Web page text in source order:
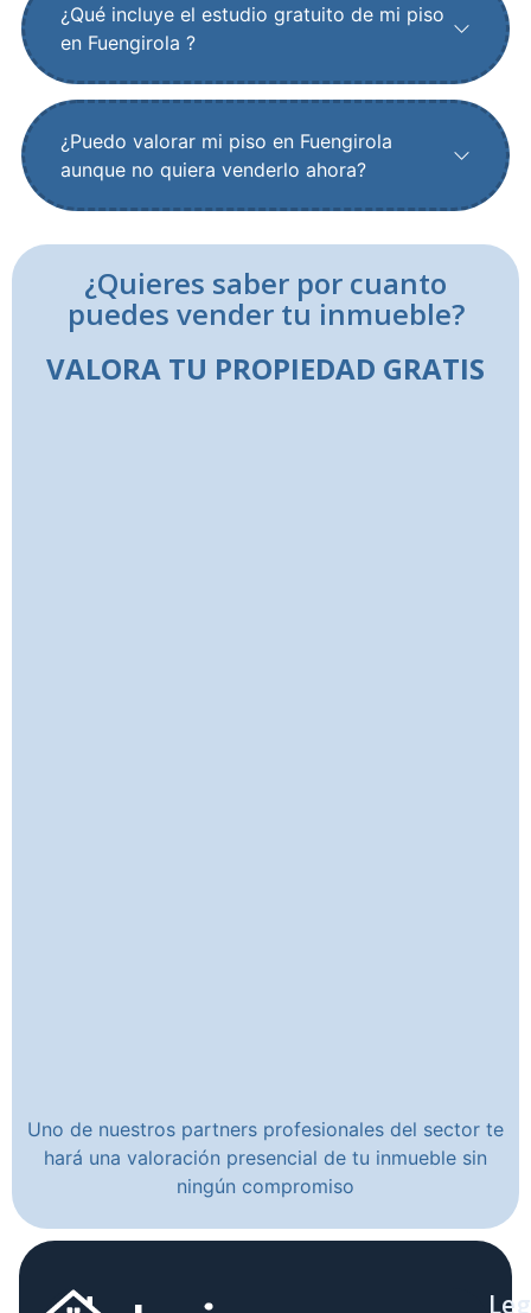
¿Qué incluye el estudio gratuito de mi piso
en Fuengirola ?
¿Puedo valorar mi piso en Fuengirola
aunque no quiera venderlo ahora?
¿Quieres saber por cuanto
puedes vender tu inmueble?
VALORA TU PROPIEDAD GRATIS
Uno de nuestros partners profesionales del sector te
hará una valoración presencial de tu inmueble sin
ningún compromiso